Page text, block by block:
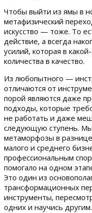
Чтобы выйти из ямы в
метафизический
искусство — тоже. То
действие, а всегда
усилий, которая в
количества в качество.
Из любопытного —
отличаются от
порой являются даже
подходы, которые
не работать и даже
следующую ступень.
метаморфозы в
малого и среднего
профессиональным
помогало на одном
Это один из
трансформационных
инструменты,
одних и научись другим.